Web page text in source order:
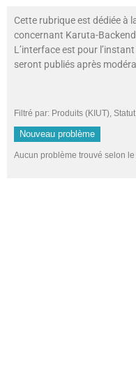
Cette rubrique est dédiée à
concernant Karuta-
L’interface est pour
seront publiés après
Filtré par: Produits (KIUT),
Nouveau problème
Aucun problème trouvé selon